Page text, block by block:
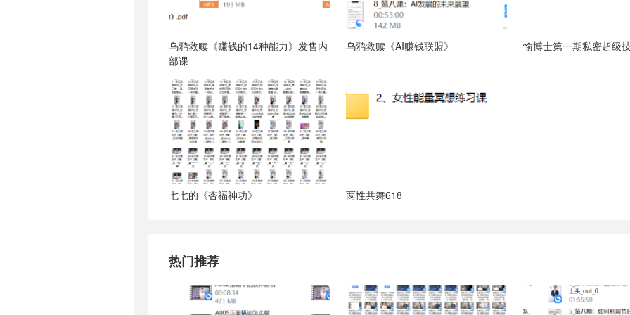
乌鸦救赎《赚钱的14种能力》发售内
部课
乌鸦救赎《AI赚钱联盟》 愉博士第一期私密超级
七七的《杏福神功》 两性共舞618
热门推荐